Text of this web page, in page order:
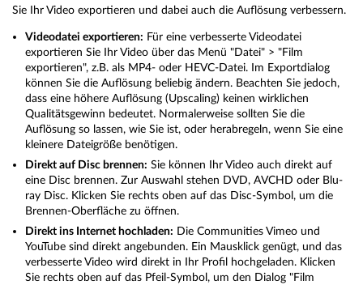
Sie Ihr Video exportieren und dabei auch die Auflösung verbessern.
Videodatei exportieren: Für eine verbesserte Videodatei
exportieren Sie Ihr Video über das Menü "Datei" > "Film
exportieren", z.B. als MP4- oder HEVC-Datei. Im Exportdialog
können Sie die Auflösung beliebig ändern. Beachten Sie jedoch,
dass eine höhere Auflösung (Upscaling) keinen wirklichen
Qualitätsgewinn bedeutet. Normalerweise sollten Sie die
Auflösung so lassen, wie Sie ist, oder herabregeln, wenn Sie eine
kleinere Dateigröße benötigen.
Direkt auf Disc brennen: Sie können Ihr Video auch direkt auf
eine Disc brennen. Zur Auswahl stehen DVD, AVCHD oder Blu-
ray Disc. Klicken Sie rechts oben auf das Disc-Symbol, um die
Brennen-Oberfläche zu öffnen.
Direkt ins Internet hochladen: Die Communities Vimeo und
YouTube sind direkt angebunden. Ein Mausklick genügt, und das
verbesserte Video wird direkt in Ihr Profil hochgeladen. Klicken
Sie rechts oben auf das Pfeil-Symbol, um den Dialog "Film